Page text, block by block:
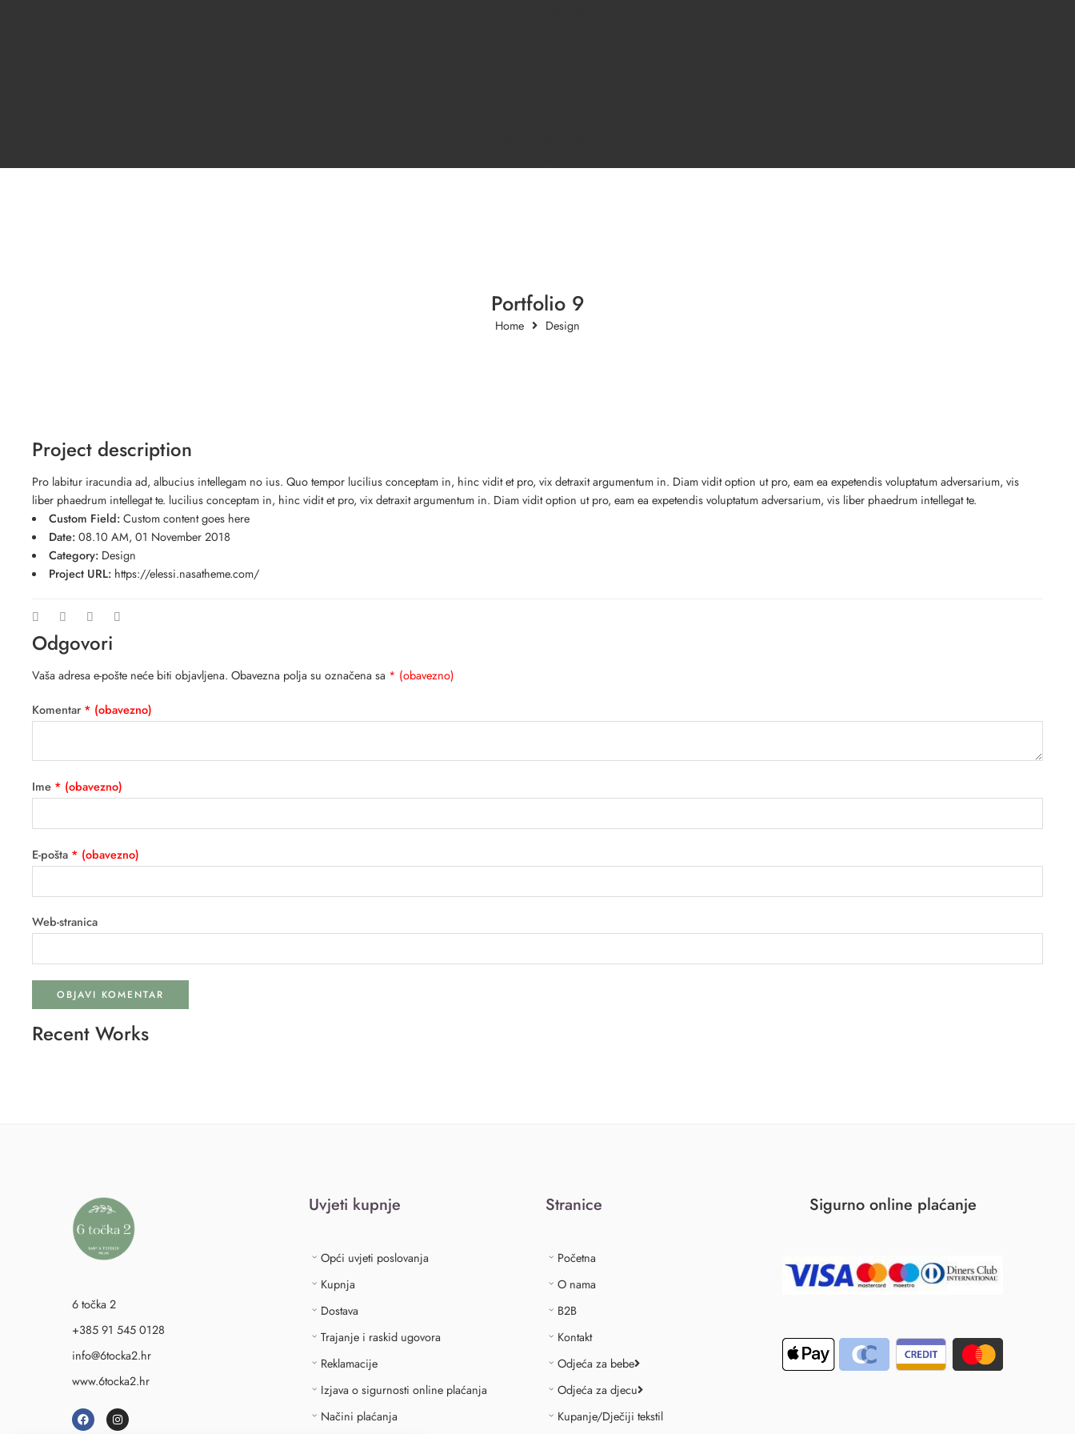
Portfolio 9
Home Design
Project description
Pro labitur iracundia ad, albucius intellegam no ius. Quo tempor lucilius conceptam in, hinc vidit et pro, vix detraxit argumentum in. Diam vidit option ut pro, eam ea expetendis voluptatum adversarium, vis
liber phaedrum intellegat te. lucilius conceptam in, hinc vidit et pro, vix detraxit argumentum in. Diam vidit option ut pro, eam ea expetendis voluptatum adversarium, vis liber phaedrum intellegat te.
Custom Field:Custom content goes here
Date:08.10 AM, 01 November 2018
Category: Design
Project URL: https://elessi.nasatheme.com/
Odgovori
Vaša adresa e-pošte neće biti objavljena. Obavezna polja su označena sa * (obavezno)
Komentar * (obavezno)
Ime * (obavezno)
E-pošta * (obavezno)
Web-stranica
Recent Works
6 točka 2
+385 91 545 0128
info@6tocka2.hr
www.6tocka2.hr
Uvjeti kupnje
Opći uvjeti poslovanja
Kupnja
Dostava
Trajanje i raskid ugovora
Reklamacije
Izjava o sigurnosti online plaćanja
Načini plaćanja
Stranice
Početna
O nama
B2B
Kontakt
Odjeća za bebe
Odjeća za djecu
Kupanje/Dječiji tekstil
Sigurno online plaćanje